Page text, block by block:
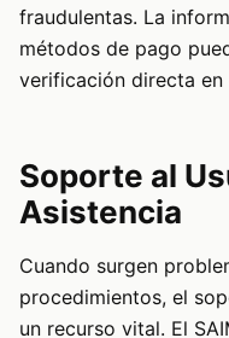
fraudulentas. La
métodos de pago
verificación directa
Soporte al
Asistencia
Cuando surgen
procedimientos, el
un recurso vital. El